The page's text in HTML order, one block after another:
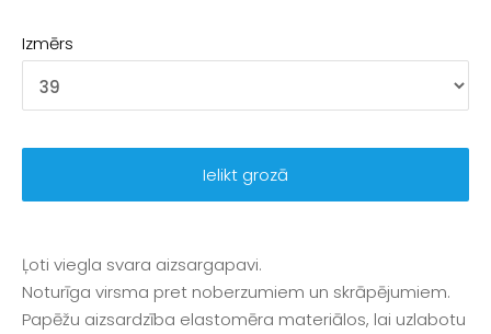
Izmērs
Ielikt grozā
Ļoti viegla svara aizsargapavi.
Noturīga virsma pret noberzumiem un skrāpējumiem.
Papēžu aizsardzība elastomēra materiālos, lai uzlabotu